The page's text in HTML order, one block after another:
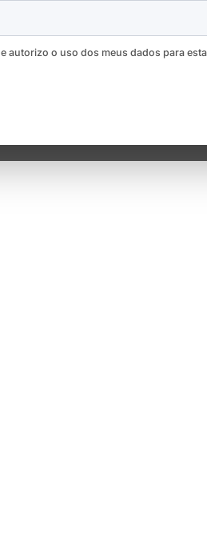
e autorizo o uso dos meus dados para